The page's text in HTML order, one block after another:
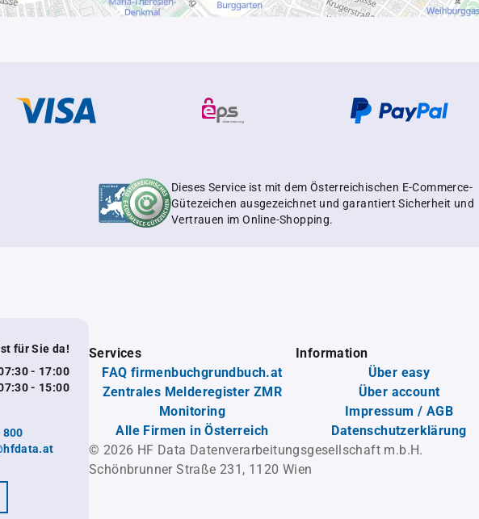
Dieses Service ist mit dem Österreichischen E-Commerce-
Gütezeichen ausgezeichnet und garantiert Sicherheit und
Vertrauen im Online-Shopping.
für Sie da!
- 17:00
- 15:00
800
Services
FAQ firmenbuchgrundbuch.at
Zentrales Melderegister ZMR
Monitoring
Alle Firmen in Österreich
Information
Über easy
Über account
Impressum / AGB
Datenschutzerklärung
© 2026 HF Data Datenverarbeitungsgesellschaft m.b.H.
Schönbrunner Straße 231, 1120 Wien